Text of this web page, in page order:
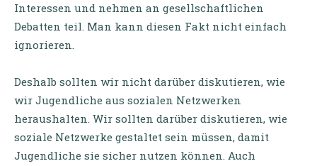
Interessen und nehmen an gesellschaftlichen
Debatten teil. Man kann diesen Fakt nicht einfach
ignorieren.
Deshalb sollten wir nicht darüber diskutieren, wie
wir Jugendliche aus sozialen Netzwerken
heraushalten. Wir sollten darüber diskutieren, wie
soziale Netzwerke gestaltet sein müssen, damit
Jugendliche sie sicher nutzen können. Auch